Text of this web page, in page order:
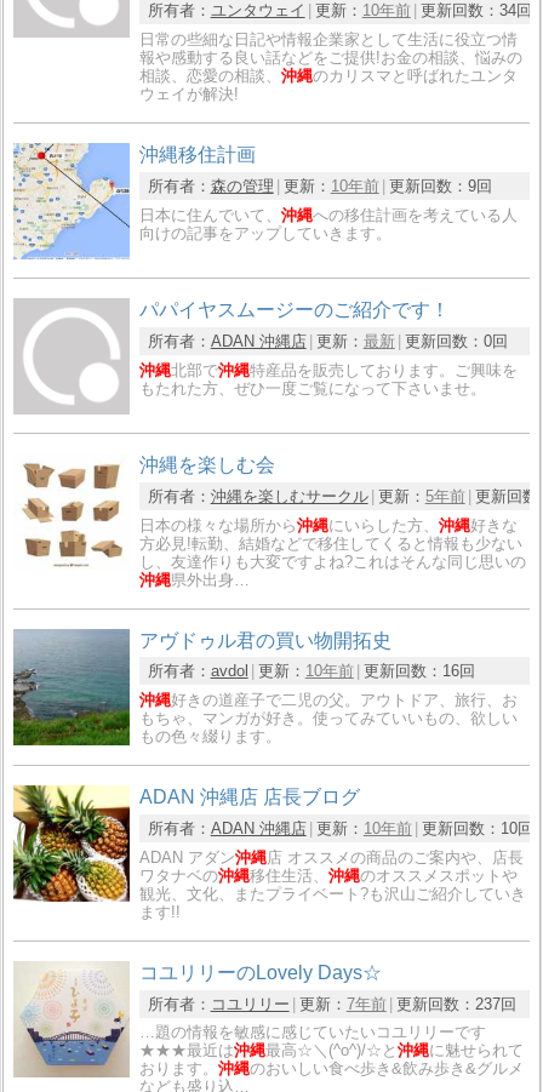
所有者： ユンタウェイ 更新： 10年前 更新回数： 34回
日常の些細な日記や情報企業家として生活に役立つ情
報や感動する良い話などをご提供!お金の相談、悩みの
相談、恋愛の相談、沖縄のカリスマと呼ばれたユンタ
ウェイが解決!
沖縄移住計画
所有者： 森の管理 更新： 10年前 更新回数： 9回
日本に住んでいて、沖縄への移住計画を考えている人
向けの記事をアップしていきます。
パパイヤスムージーのご紹介です！
所有者： ADAN 沖縄店 更新： 最新 更新回数： 0回
沖縄北部で沖縄特産品を販売しております。ご興味を
もたれた方、ぜひ一度ご覧になって下さいませ。
沖縄を楽しむ会
所有者： 沖縄を楽しむサークル 更新： 5年前 更新回数
日本の様々な場所から沖縄にいらした方、沖縄好きな
方必見!転勤、結婚などで移住してくると情報も少ない
し、友達作りも大変ですよね?これはそんな同じ思いの
沖縄県外出身…
アヴドゥル君の買い物開拓史
所有者： avdol 更新： 10年前 更新回数： 16回
沖縄好きの道産子で二児の父。アウトドア、旅行、お
もちゃ、マンガが好き。使ってみていいもの、欲しい
もの色々綴ります。
ADAN 沖縄店 店長ブログ
所有者： ADAN 沖縄店 更新： 10年前 更新回数： 10回
ADAN アダン沖縄店 オススメの商品のご案内や、店長
ワタナベの沖縄移住生活、沖縄のオススメスポットや
観光、文化、またプライベート?も沢山ご紹介していき
ます!!
コユリリーのLovely Days☆
所有者： コユリリー 更新： 7年前 更新回数： 237回
…題の情報を敏感に感じていたいコユリリーです
★★★最近は沖縄最高☆＼(^o^)/☆と沖縄に魅せられて
おります。沖縄のおいしい食べ歩き&飲み歩き&グルメ
なども盛り込…